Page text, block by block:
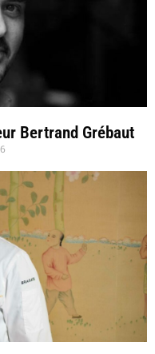
Bertrand Grébaut